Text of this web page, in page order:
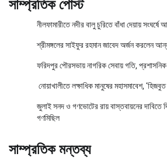
সাম্প্রতিক পোস্ট
নীলফামারীতে নদীর বালু চুরিতে বাঁধা দেয়ায়
শ্রীমঙ্গলের সাইফুর রহমান জাবেদ অর্জন করলেন
ফরিদপুর পৌরসভায় নাগরিক সেবায় গতি,
নোয়াখালীতে লক্ষাধিক মানুষের মহাসমাবেশ, ‘হিজবুত
জুলাই সনদ ও গণভোটের রায় বাস্তবায়নের দাবিতে
গণমিছিল
সাম্প্রতিক মন্তব্য